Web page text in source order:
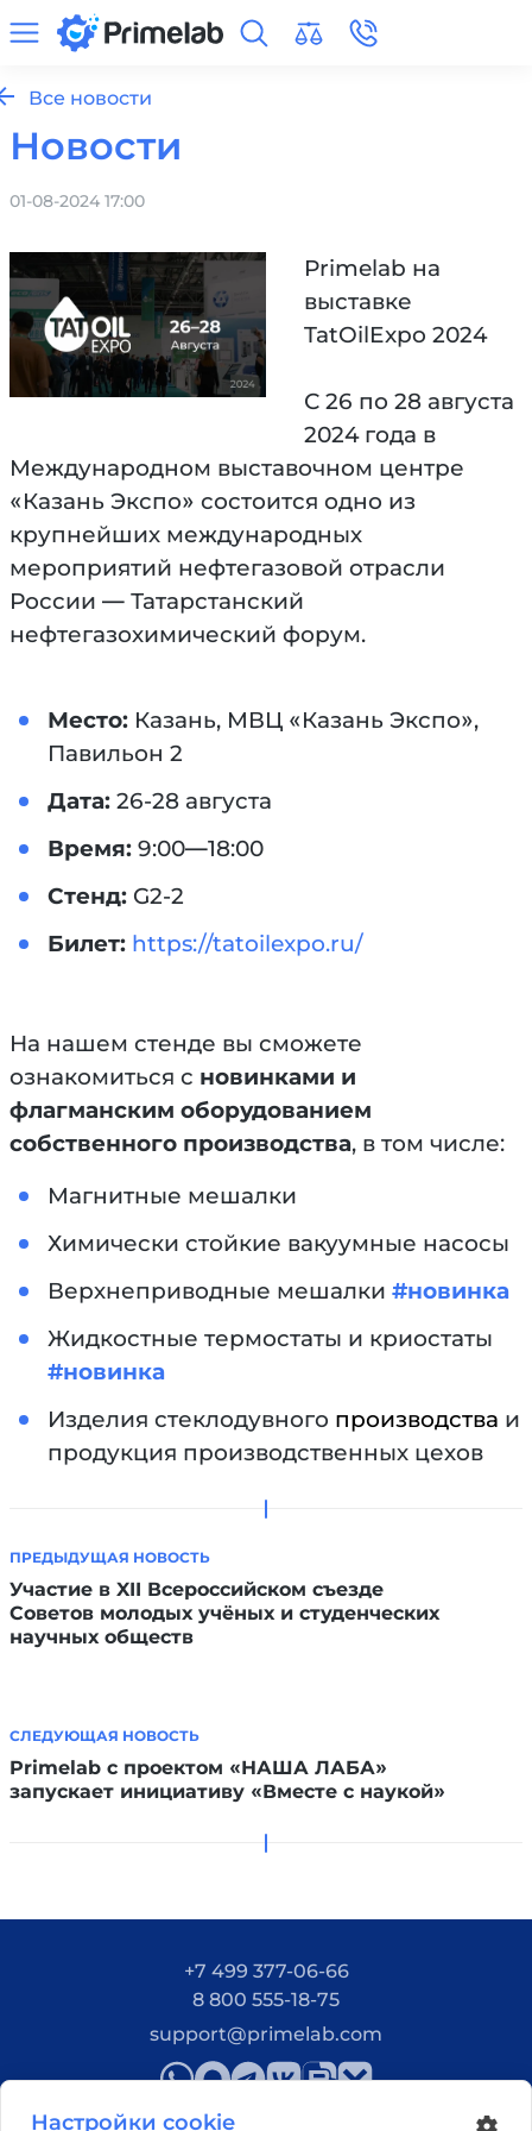
Все новости
Новости
01-08-2024 17:00
Primelab на
выставке
TatOilExpo 2024
С 26 по 28 августа
2024 года в
Международном выставочном центре
«Казань Экспо» состоится одно из
крупнейших международных
мероприятий нефтегазовой отрасли
России — Татарстанский
нефтегазохимический форум.
Место: Казань, МВЦ «Казань Экспо»,
Павильон 2
Дата: 26-28 августа
Время: 9:00—18:00
Стенд: G2-2
Билет: https://tatoilexpo.ru/
На нашем стенде вы сможете
ознакомиться с новинками и
флагманским оборудованием
собственного производства, в том числе:
Магнитные мешалки
Химически стойкие вакуумные насосы
Верхнеприводные мешалки #новинка
Жидкостные термостаты и криостаты
#новинка
Изделия стеклодувного производства и
продукция производственных цехов
ПРЕДЫДУЩАЯ НОВОСТЬ
Участие в XII Всероссийском съезде
Советов молодых учёных и студенческих
научных обществ
СЛЕДУЮЩАЯ НОВОСТЬ
Primelab с проектом «НАША ЛАБА»
запускает инициативу «Вместе с наукой»
+7 499 377-06-66
8 800 555-18-75
support@primelab.com
Настройки cookie